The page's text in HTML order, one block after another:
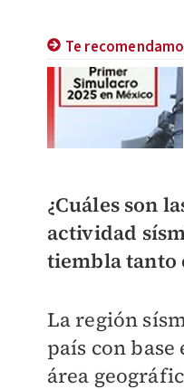
Te
¿Cuáles son
actividad
tiembla tanto
La región
país con base
área